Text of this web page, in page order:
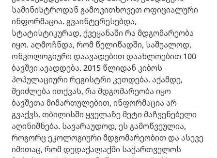
სამინისტროდან გამოვითხოვეთ ოფიციალური
ინფორმაცია. გვაინტერესებდა,
სტატისტიკურად, ქვეყანაში რა მდგომარეობა
იყო. აღმოჩნდა, რომ წელიწადში, საშუალოდ,
ონკოლოგიური დაავადებით დაახლოებით 100
ბავშვი ავადდება. 2015 წლიდან კიბოს
პოპულაციური რეგისტრი კეთდება. აქამდე,
შეიძლება ითქვას, რა მდგომარეობა იყო
ბავშვთა მიმართულებით, ინფორმაცია არ
გვაქვს. თბილისში ყველაზე მეტი მაჩვენებელი
აღინიშნება. სავარაუდოდ, ეს გამოწვეულია,
როგორც ეკოლოგიური მდგომარეობით და ასევე
იმითაც, რომ დედაქალაქში საქართველოს